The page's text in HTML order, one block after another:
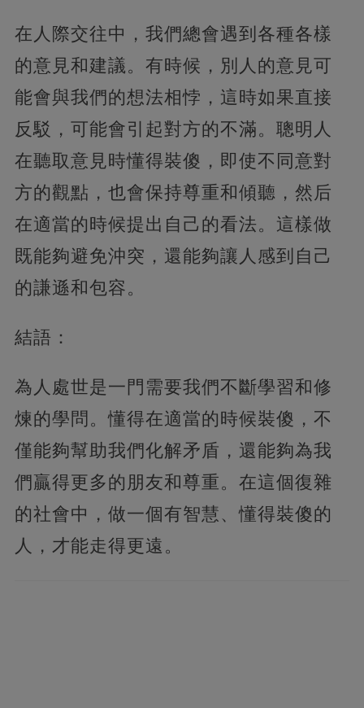
在人際交往中，我們總會遇到各種各樣
的意見和建議。有時候，別人的意見可
能會與我們的想法相悖，這時如果直接
反駁，可能會引起對方的不滿。聰明人
在聽取意見時懂得裝傻，即使不同意對
方的觀點，也會保持尊重和傾聽，然后
在適當的時候提出自己的看法。這樣做
既能夠避免沖突，還能夠讓人感到自己
的謙遜和包容。
結語：
為人處世是一門需要我們不斷學習和修
煉的學問。懂得在適當的時候裝傻，不
僅能夠幫助我們化解矛盾，還能夠為我
們贏得更多的朋友和尊重。在這個復雜
的社會中，做一個有智慧、懂得裝傻的
人，才能走得更遠。